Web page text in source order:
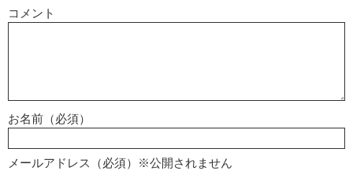
コメント
お名前（必須）
メールアドレス（必須）※公開されません